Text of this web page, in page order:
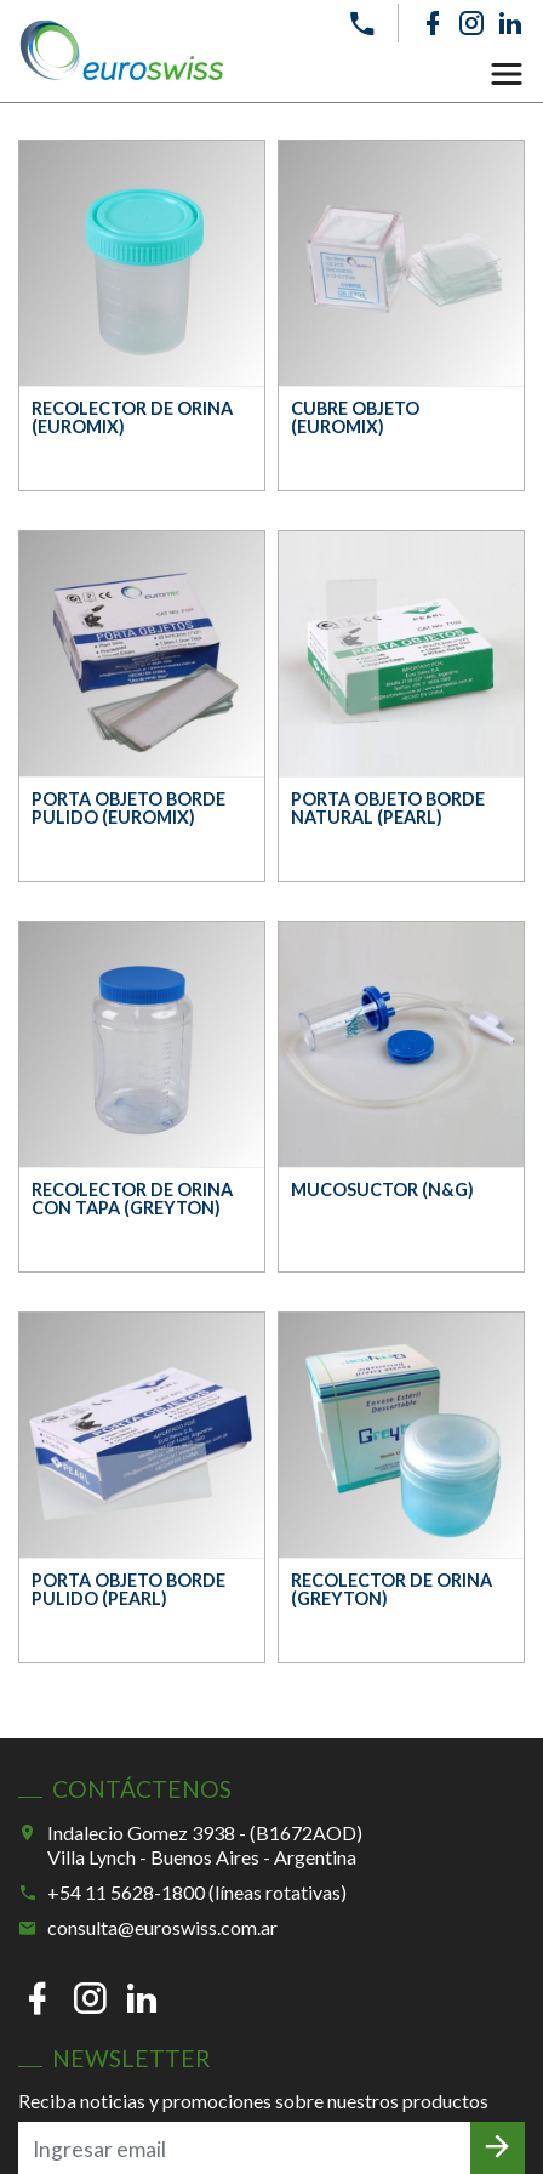
RECOLECTOR DE ORINA
(EUROMIX)
CUBRE OBJETO
(EUROMIX)
PORTA OBJETO BORDE
PULIDO (EUROMIX)
PORTA OBJETO BORDE
NATURAL (PEARL)
RECOLECTOR DE ORINA
CON TAPA (GREYTON)
MUCOSUCTOR (N&G)
PORTA OBJETO BORDE
PULIDO (PEARL)
RECOLECTOR DE ORINA
(GREYTON)
CONTÁCTENOS
Indalecio Gomez 3938 - (B1672AOD)
Villa Lynch - Buenos Aires - Argentina
+54 11 5628-1800 (líneas rotativas)
consulta@euroswiss.com.ar
NEWSLETTER
Reciba noticias y promociones sobre nuestros productos